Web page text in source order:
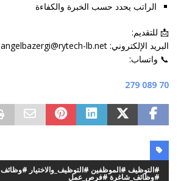
الراتب يحدد حسب الخبرة والكفاءة
📩 للتقديم:
البريد الإلكتروني: angelbazergi@rytech-lb.net
📞 واتساب:
70 089 279
#التوظيف #الموظفين #التوظيف_والاختيار #وظائف
#وظائف_شاغرة #فرص_عمل